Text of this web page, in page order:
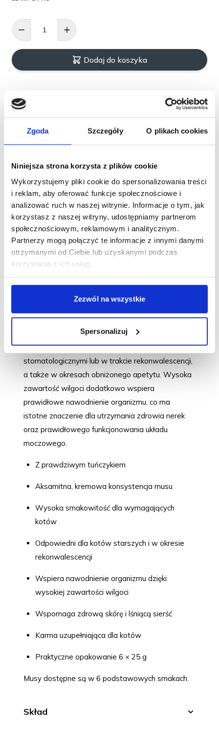
Zgoda Szczegóły O plikach cookies
Niniejsza strona korzysta z plików cookie
Wykorzystujemy pliki cookie do spersonalizowania treści
i reklam, aby oferować funkcje społecznościowe i
analizować ruch w naszej witrynie. Informacje o tym, jak
korzystasz z naszej witryny, udostępniamy partnerom
społecznościowym, reklamowym i analitycznym.
Partnerzy mogą połączyć te informacje z innymi danymi
otrzymanymi od Ciebie lub uzyskanymi podczas
korzystania z ich usług.
Zezwól na wszystkie
Spersonalizuj
prawidłowego funkcjonowania układu moczowego.
Z prawdziwym tuńczykiem
Aksamitna, kremowa konsystencja musu
Wysoka smakowitość dla wymagających kotów
Odpowiedni dla kotów starszych i w okresie
Wspiera nawodnienie organizmu dzięki wysokiej
Wspomaga zdrową skórę i lśniącą sierść
Karma uzupełniająca dla kotów
Musy dostępne są w 6 podstawowych smakach.
Dodaj do koszyka
Opis
Brit Care Cat Mousse Real Tunawilgotna karma
uzupełniająca dla kotów w formie aksamitnego
musu o smaku tuńczyka
atrakcyjny smakowo i chętnie zjadany nawet przez
najbardziej wymagające koty. Delikatna, lekka
struktura ułatwia spożycie także zwierzętom z
wrażliwą jamą ustną, problemami
stomatologicznymi lub w trakcie rekonwalescencji,
a także w okresach obniżonego apetytu. Wysoka
zawartość wilgoci dodatkowo wspiera
prawidłowe nawodnienie organizmu, co ma
istotne znaczenie dla utrzymania zdrowia nerek
oraz prawidłowego funkcjonowania układu
moczowego.
Z prawdziwym tuńczykiem
Aksamitna, kremowa konsystencja musu
Wysoka smakowitość dla wymagających
kotów
Odpowiedni dla kotów starszych i w okresie
rekonwalescencji
Wspiera nawodnienie organizmu dzięki
wysokiej zawartości wilgoci
Wspomaga zdrową skórę i lśniącą sierść
Karma uzupełniająca dla kotów
Praktyczne opakowanie 6 × 25 g
Musy dostępne są w 6 podstawowych smakach.
Skład